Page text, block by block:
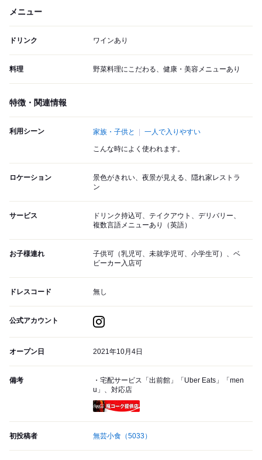
メニュー
ドリンク ワインあり
料理 野菜料理にこだわる、健康・美容メニューあり
特徴・関連情報
利用シーン 家族・子供と 一人で入りやすい
こんな時によく使われます。
ロケーション
景色がきれい、夜景が見える、隠れ家レストラ
ン
サービス
ドリンク持込可、テイクアウト、デリバリー、
複数言語メニューあり（英語）
お子様連れ
子供可（乳児可、未就学児可、小学生可）、ベ
ビーカー入店可
ドレスコード 無し
公式アカウント
オープン日 2021年10月4日
備考
・宅配サービス「出前館」「Uber Eats」「men
u」、対応店
初投稿者 無芸小食 （5033）